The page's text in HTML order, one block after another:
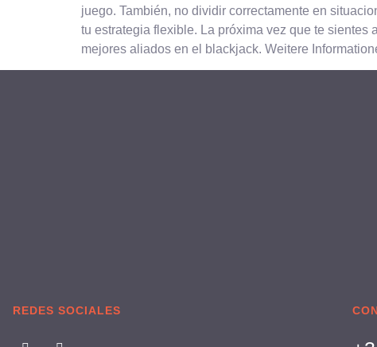
juego. También, no dividir correctamente en
tu estrategia flexible. La próxima vez que te sientes
mejores aliados en el blackjack. Weitere
REDES SOCIALES